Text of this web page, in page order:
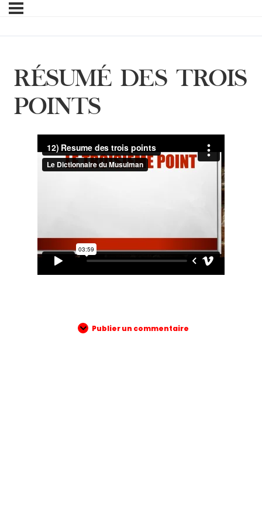
RÉSUMÉ DES TROIS
POINTS
Publier un commentaire